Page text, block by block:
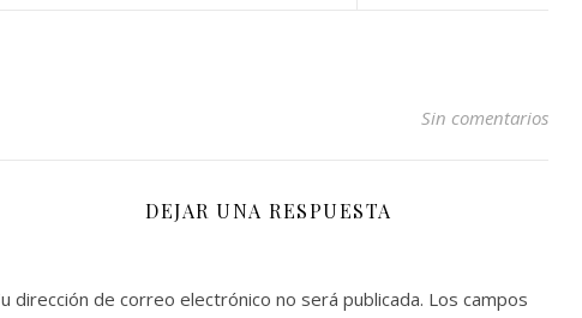
Sin comentarios
DEJAR UNA RESPUESTA
dirección de correo electrónico no será publicada. Los campos